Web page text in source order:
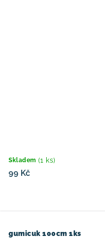
Skladem (1 ks)
99 Kč
gumicuk 100cm 1ks